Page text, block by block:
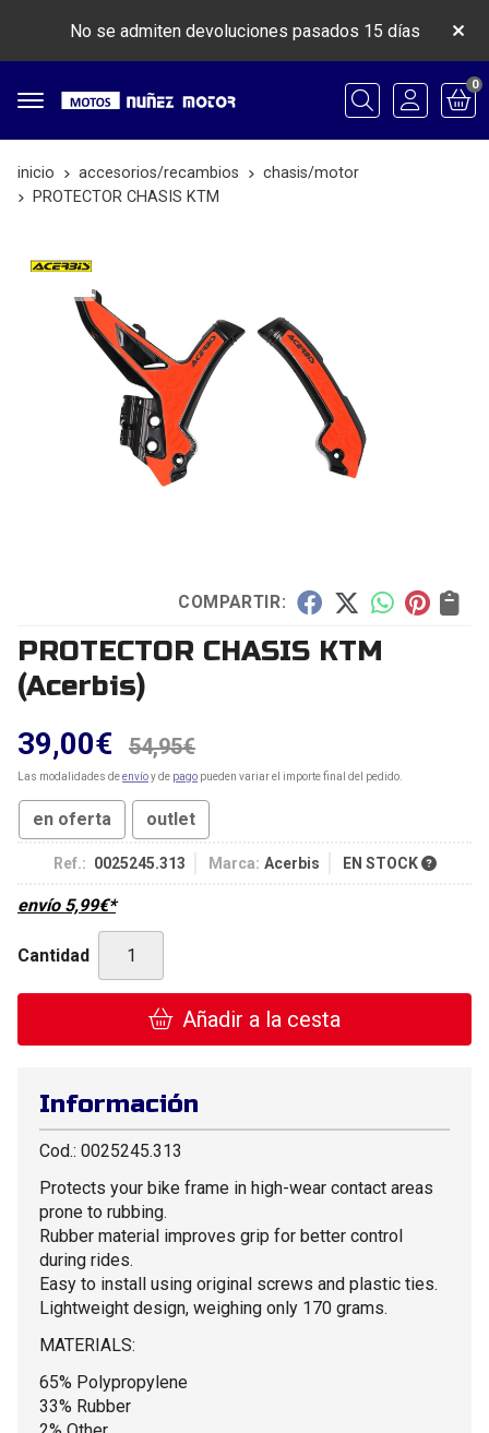
No se admiten devoluciones pasados 15 días
Buscar
0
inicio accesorios/recambios
chasis/motor
PROTECTOR CHASIS KTM
COMPARTIR:
PROTECTOR CHASIS KTM
(Acerbis)
39,00€ 54,95€
Las modalidades deenvíoy de pago pueden variar el importe final del pedido.
en oferta outlet
Ref.: 0025245.313 Marca: Acerbis EN STOCK
envío 5,99€*
Cantidad
Añadir a la cesta
Información
Cod.: 0025245.313
Protects your bike frame in high-wear contact areas
prone to rubbing.
Rubber material improves grip for better control
during rides.
Easy to install using original screws and plastic ties.
Lightweight design, weighing only 170 grams.
MATERIALS:
65% Polypropylene
33% Rubber